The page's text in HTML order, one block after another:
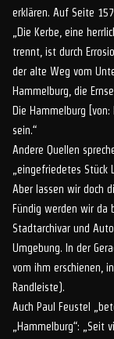
erklären. Auf Seite
„Die Kerbe, eine
trennt, ist durch
der alte Weg vom
Hammelburg, die
Die Hammelburg
sein.“
Andere Quellen
„eingefriedetes Stück
Aber lassen wir doch
Fündig werden wir da
Stadtarchivar und
Umgebung. In der
vom ihm erschienen,
Randleiste).
Auch Paul Feustel
„Hammelburg“: „Seit